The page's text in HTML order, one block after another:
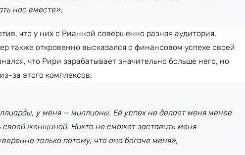
нас вместе»,
что у них с Рианной совершенно разная аудитория.
также откровенно высказался о финансовом успехе своей
что Рири зарабатывает значительно больше него, но
за этого комплексов.
у меня — миллионы. Её успех не делает меня менее
женщиной. Никто не сможет заставить меня
только потому, что она богаче меня»,